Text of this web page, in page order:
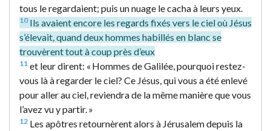
tous le regardaient; puis un nuage le cacha à leurs yeux.
10Ils avaient encore les regards fixés vers le ciel où Jésus
s’élevait, quand deux hommes habillés en blanc se
trouvèrent tout à coup près d’eux
11 et leur dirent: « Hommes de Galilée, pourquoi restez-
vous là à regarder le ciel? Ce Jésus, qui vous a été enlevé
pour aller au ciel, reviendra de la même manière que vous
l’avez vu y partir. »
12 Les apôtres retournèrent alors à Jérusalem depuis la